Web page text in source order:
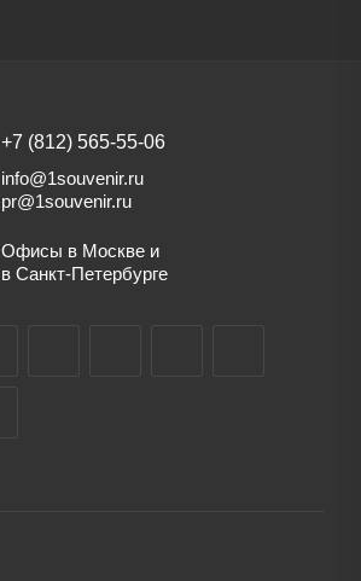
+7 (812) 565-55-06
info@1souvenir.ru
pr@1souvenir.ru
Офисы в Москве и
в Санкт-Петербурге